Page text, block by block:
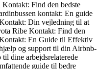
Kontakt: Find den bedste
kontakt: En guide
Din vejledning til at
Ribe Kontakt: Find den
En Guide til Effektiv
og support til din Airbnb-
dine arbejdsrelaterede
guide til bedre